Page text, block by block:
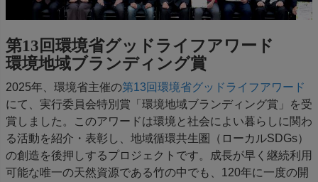
第13回環境省グッドライフアワード
環境地域ブランディング賞
2025年、環境省主催の第13回環境省グッドライフアワード
にて、実行委員会特別賞「環境地域ブランディング賞」を受
賞しました。このアワードは環境と社会によい暮らしに関わ
る活動を紹介・表彰し、地域循環共生圏（ローカルSDGs）
の創造を後押しするプロジェクトです。成長が早く継続利用
可能な唯一の天然資源である竹の中でも、120年に一度の開